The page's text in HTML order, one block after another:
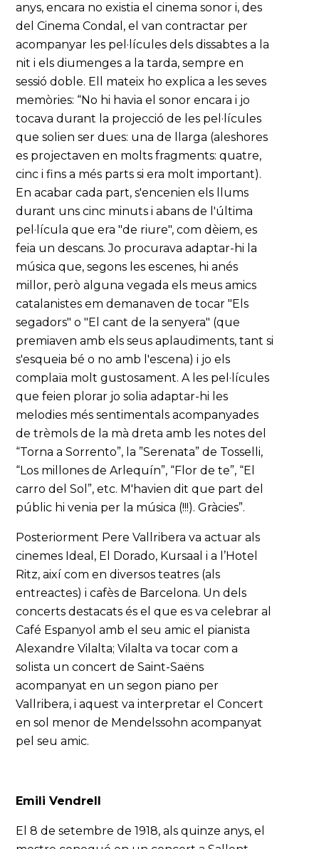
anys, encara no existia el cinema sonor i, des
del Cinema Condal, el van contractar per
acompanyar les pel·lícules dels dissabtes a la
nit i els diumenges a la tarda, sempre en
sessió doble. Ell mateix ho explica a les seves
memòries: “No hi havia el sonor encara i jo
tocava durant la projecció de les pel·lícules
que solien ser dues: una de llarga (aleshores
es projectaven en molts fragments: quatre,
cinc i fins a més parts si era molt important).
En acabar cada part, s'encenien els llums
durant uns cinc minuts i abans de l'última
pel·lícula que era "de riure", com dèiem, es
feia un descans. Jo procurava adaptar-hi la
música que, segons les escenes, hi anés
millor, però alguna vegada els meus amics
catalanistes em demanaven de tocar "Els
segadors" o "El cant de la senyera" (que
premiaven amb els seus aplaudiments, tant si
s'esqueia bé o no amb l'escena) i jo els
complaïa molt gustosament. A les pel·lícules
que feien plorar jo solia adaptar-hi les
melodies més sentimentals acompanyades
de trèmols de la mà dreta amb les notes del
“Torna a Sorrento”, la ”Serenata” de Tosselli,
“Los millones de Arlequín”, “Flor de te”, “El
carro del Sol”, etc. M'havien dit que part del
públic hi venia per la música (!!!). Gràcies”.
Posteriorment Pere Vallribera va actuar als
cinemes Ideal, El Dorado, Kursaal i a l’Hotel
Ritz, així com en diversos teatres (als
entreactes) i cafès de Barcelona. Un dels
concerts destacats és el que es va celebrar al
Café Espanyol amb el seu amic el pianista
Alexandre Vilalta; Vilalta va tocar com a
solista un concert de Saint-Saëns
acompanyat en un segon piano per
Vallribera, i aquest va interpretar el Concert
en sol menor de Mendelssohn acompanyat
pel seu amic.
Emili Vendrell
El 8 de setembre de 1918, als quinze anys, el